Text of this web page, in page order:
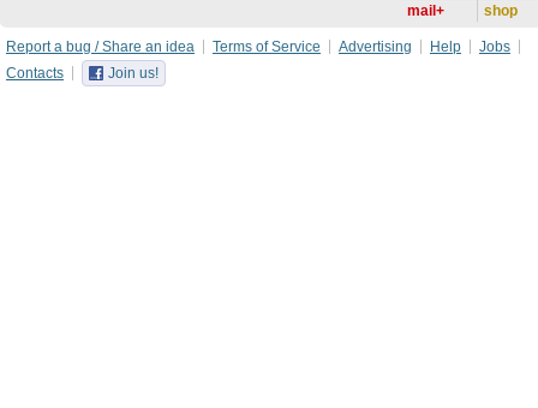
mail+
shop
Report a bug / Share an idea Terms of Service Advertising Help
Jobs
Contacts
Join us!